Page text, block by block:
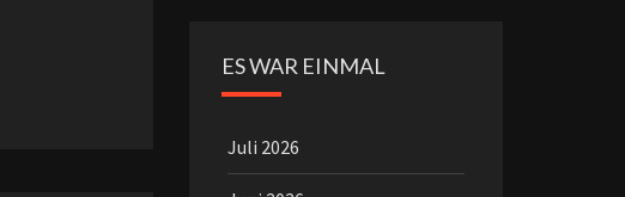
ES WAR EINMAL
Juli 2026